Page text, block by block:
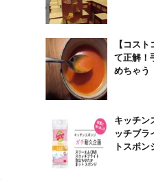
【コス
て正解！
めちゃう
キッチン
ッチブラ
トスポン